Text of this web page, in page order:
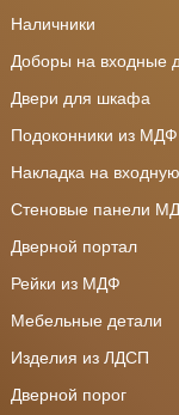
Наличники
Доборы на входные
Двери для шкафа
Подоконники из МДФ
Накладка на
Стеновые панели
Дверной портал
Рейки из МДФ
Мебельные детали
Изделия из ЛДСП
Дверной порог